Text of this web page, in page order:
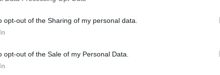
opt-out of the Sharing of my personal data.
opt-out of the Sale of my Personal Data.
guanyadores es donaran a conèixer el 22 d’abril.
turística imprescindible per a qualsevol que vulgui
privilegiat, i és una ciutat de primera en l’àmbit
i hostaler. Aquesta nominació és un
dia a dia per oferir la millor cara de la nostra ciutat", ha